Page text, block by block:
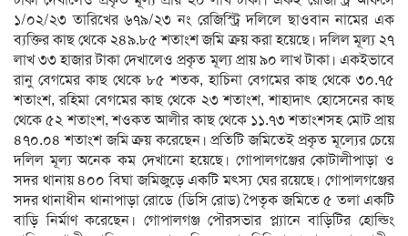
১/০২/২৩ তারিখের ৬৭৯/২৩ নং রেজিস্ট্রি দলিলে ছাওবান নামের এক
ব্যক্তির কাছ থেকে ২৪৯.৮৫ শতাংশ জমি ক্রয় করা হয়েছে। দলিল মূল্য ২৭
লাখ ৩৩ হাজার টাকা দেখালেও প্রকৃত মূল্য প্রায় ৯০ লাখ টাকা। একইভাবে
রানু বেগমের কাছ থেকে ৮৫ শতক, হাচিনা বেগমের কাছ থেকে ৩০.৭৫
শতাংশ, রহিমা বেগমের কাছ থেকে ২৩ শতাংশ, শাহাদাৎ হোসেনের কাছ
থেকে ৫২ শতাংশ, শওকত আলীর কাছ থেকে ১১.৭৩ শতাংশসহ মোট প্রায়
৪৭০.০৪ শতাংশ জমি ক্রয় করেছেন। প্রতিটি জমিতেই প্রকৃত মূল্যের চেয়ে
দলিল মূল্য অনেক কম দেখানো হয়েছে। গোপালগঞ্জের কোটালীপাড়া ও
সদর থানায় ৪০০ বিঘা জমিজুড়ে একটি মৎস্য ঘের রয়েছে। গোপালগঞ্জের
সদর থানাধীন থানাপাড়া রোডে (ডিসি রোড) পৈতৃক জমিতে ৫ তলা একটি
বাড়ি নির্মাণ করেছেন। গোপালগঞ্জ পৌরসভার প্ল্যানে বাড়িটির হোল্ডিং